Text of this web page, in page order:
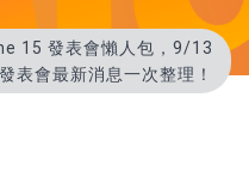
15 發表會懶人包，9/13
表會最新消息一次整理！